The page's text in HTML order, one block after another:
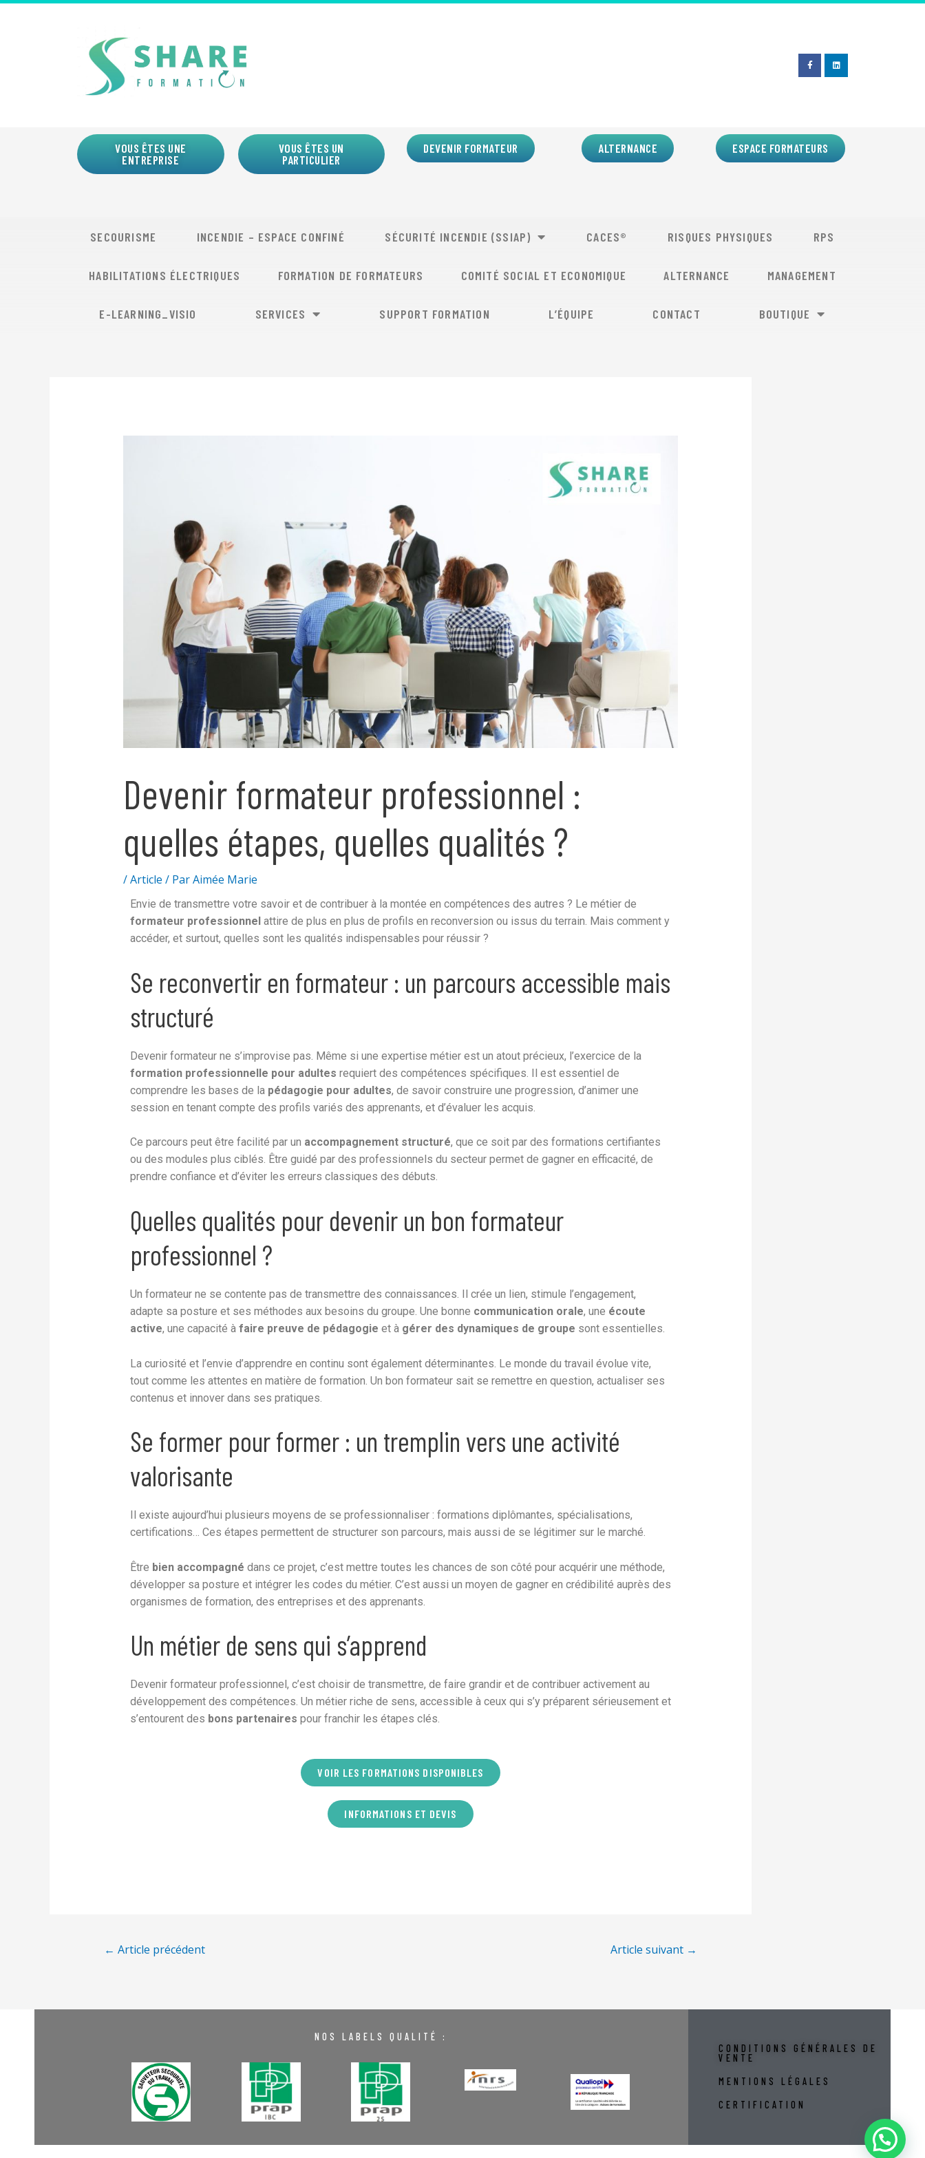
VOUS ÊTES UNE
ENTREPRISE
VOUS ÊTES UN
PARTICULIER
DEVENIR FORMATEUR ALTERNANCE ESPACE FORMATEURS
SECOURISME INCENDIE – ESPACE CONFINÉ SÉCURITÉ INCENDIE (SSIAP) CACES® RISQUES PHYSIQUES RPS
HABILITATIONS ÉLECTRIQUES FORMATION DE FORMATEURS COMITÉ SOCIAL ET ECONOMIQUE ALTERNANCE MANAGEMENT
E-LEARNING_VISIO SERVICES SUPPORT FORMATION L’ÉQUIPE CONTACT BOUTIQUE
Devenir formateur professionnel :
quelles étapes, quelles qualités ?
/Article / ParAimée Marie
Envie de transmettre votre savoir et de contribuer à la montée en compétences des autres ? Le métier de
formateur professionnelattire de plus en plus de profils en reconversion ou issus du terrain. Mais comment y
accéder, et surtout, quelles sont les qualités indispensables pour réussir ?
Se reconvertir en formateur : un parcours accessible mais
structuré
Devenir formateur ne s’improvise pas. Même si une expertise métier est un atout précieux, l’exercice de la
formation professionnelle pour adultes requiert des compétences spécifiques. Il est essentiel de
comprendre les bases de la pédagogie pour adultes, de savoir construire une progression, d’animer une
session en tenant compte des profils variés des apprenants, et d’évaluer les acquis.
Ce parcours peut être facilité par un accompagnement structuré, que ce soit par des formations certifiantes
ou des modules plus ciblés. Être guidé par des professionnels du secteur permet de gagner en efficacité, de
prendre confiance et d’éviter les erreurs classiques des débuts.
Quelles qualités pour devenir un bon formateur
professionnel ?
Un formateur ne se contente pas de transmettre des connaissances. Il crée un lien, stimule l’engagement,
adapte sa posture et ses méthodes aux besoins du groupe. Une bonne communication orale, une écoute
active, une capacité à faire preuve de pédagogie et à gérer des dynamiques de groupe sont essentielles.
La curiosité et l’envie d’apprendre en continu sont également déterminantes. Le monde du travail évolue vite,
tout comme les attentes en matière de formation. Un bon formateur sait se remettre en question, actualiser ses
contenus et innover dans ses pratiques.
Se former pour former : un tremplin vers une activité
valorisante
Il existe aujourd’hui plusieurs moyens de se professionnaliser : formations diplômantes, spécialisations,
certifications… Ces étapes permettent de structurer son parcours, mais aussi de se légitimer sur le marché.
Être bien accompagné dans ce projet, c’est mettre toutes les chances de son côté pour acquérir une méthode,
développer sa posture et intégrer les codes du métier. C’est aussi un moyen de gagner en crédibilité auprès des
organismes de formation, des entreprises et des apprenants.
Un métier de sens qui s’apprend
Devenir formateur professionnel, c’est choisir de transmettre, de faire grandir et de contribuer activement au
développement des compétences. Un métier riche de sens, accessible à ceux qui s’y préparent sérieusement et
s’entourent des bons partenaires pour franchir les étapes clés.
VOIR LES FORMATIONS DISPONIBLES
INFORMATIONS ET DEVIS
← Article précédent Article suivant →
NOS LABELS QUALITÉ :
CONDITIONS GÉNÉRALES DE
VENTE
MENTIONS LÉGALES
CERTIFICATION